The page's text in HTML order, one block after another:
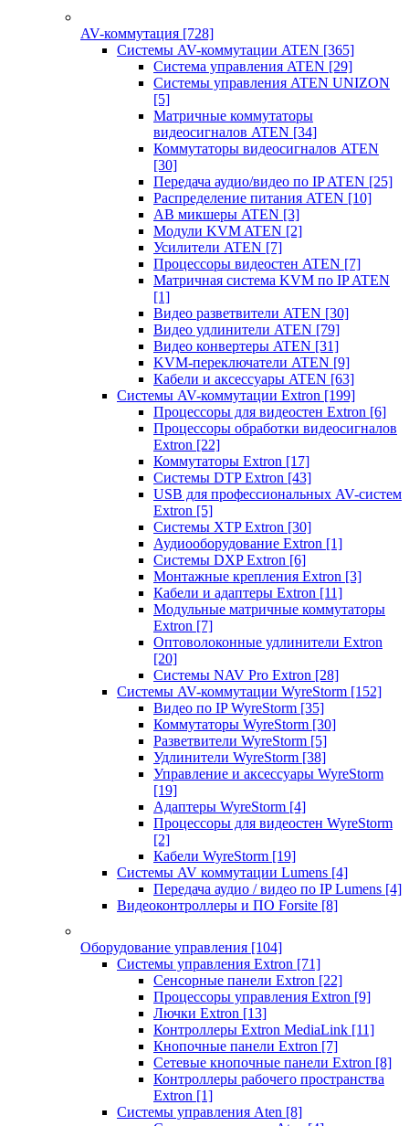
AV-коммутация [728]
Системы AV-коммутации ATEN [365]
Система управления ATEN [29]
Системы управления ATEN UNIZON
[5]
Матричные коммутаторы
видеосигналов ATEN [34]
Коммутаторы видеосигналов ATEN
[30]
Передача аудио/видео по IP ATEN [25]
Распределение питания ATEN [10]
АВ микшеры ATEN [3]
Модули KVM ATEN [2]
Усилители ATEN [7]
Процессоры видеостен ATEN [7]
Матричная система KVM по IP ATEN
[1]
Видео разветвители ATEN [30]
Видео удлинители ATEN [79]
Видео конвертеры ATEN [31]
KVM-переключатели ATEN [9]
Кабели и аксессуары ATEN [63]
Системы AV-коммутации Extron [199]
Процессоры для видеостен Extron [6]
Процессоры обработки видеосигналов
Extron [22]
Коммутаторы Extron [17]
Системы DTP Extron [43]
USB для профессиональных AV-систем
Extron [5]
Системы XTP Extron [30]
Аудиооборудование Extron [1]
Системы DXP Extron [6]
Монтажные крепления Extron [3]
Кабели и адаптеры Extron [11]
Модульные матричные коммутаторы
Extron [7]
Оптоволоконные удлинители Extron
[20]
Системы NAV Pro Extron [28]
Системы AV-коммутации WyreStorm [152]
Видео по IP WyreStorm [35]
Коммутаторы WyreStorm [30]
Разветвители WyreStorm [5]
Удлинители WyreStorm [38]
Управление и аксессуары WyreStorm
[19]
Адаптеры WyreStorm [4]
Процессоры для видеостен WyreStorm
[2]
Кабели WyreStorm [19]
Системы AV коммутации Lumens [4]
Передача аудио / видео по IP Lumens [4]
Видеоконтроллеры и ПО Forsite [8]
Оборудование управления [104]
Системы управления Extron [71]
Сенсорные панели Extron [22]
Процессоры управления Extron [9]
Лючки Extron [13]
Контроллеры Extron MediaLink [11]
Кнопочные панели Extron [7]
Сетевые кнопочные панели Extron [8]
Контроллеры рабочего пространства
Extron [1]
Системы управления Aten [8]